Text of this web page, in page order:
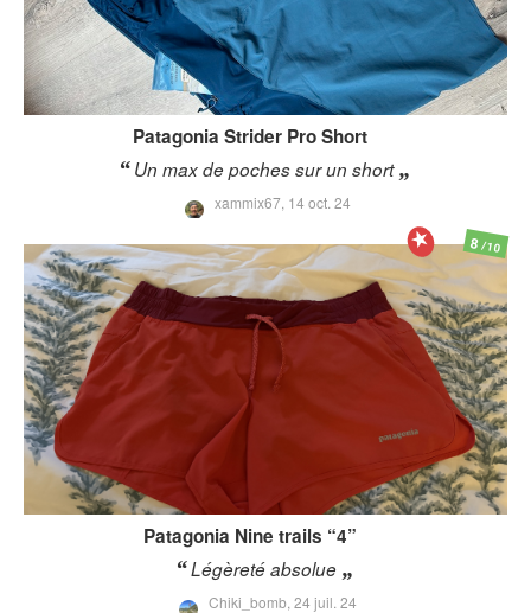
Patagonia Strider Pro Short
Un max de poches sur un short
xammix67, 14 oct. 24
Patagonia Nine trails “4”
Légèreté absolue
Chiki_bomb, 24 juil. 24
8/10